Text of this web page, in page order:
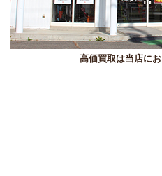
高価買取は当店に